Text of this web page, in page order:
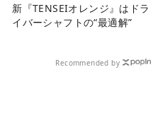
新『TENSEIオレンジ』はドラ
イバーシャフトの“最適解”
Recommended by